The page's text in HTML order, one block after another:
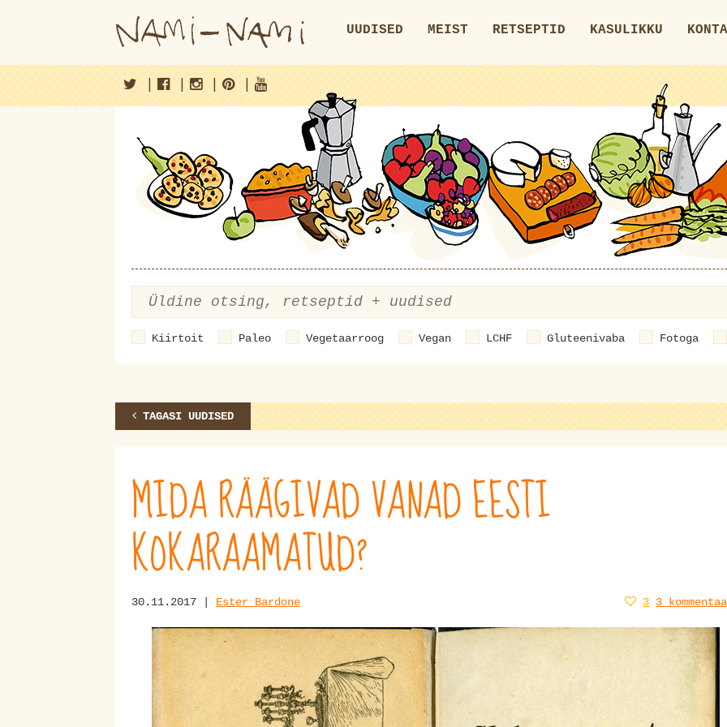
UUDISED MEIST RETSEPTID KASULIKKU
| | | |
Kiirtoit Paleo Vegetaarroog Vegan LCHF Gluteenivaba Fotoga
TAGASI UUDISED
MIDA RÄÄGIVAD VANAD EESTI
KOKARAAMATUD?
30.11.2017 | Ester Bardone 3 3